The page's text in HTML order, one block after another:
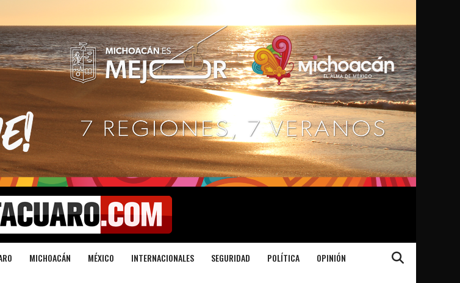
MICHOACÁN MÉXICO INTERNACIONALES SEGURIDAD POLÍTICA OPINIÓN